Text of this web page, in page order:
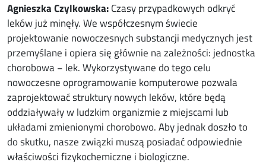
Agnieszka Czylkowska:Czasy przypadkowych odkryć
leków już minęły. We współczesnym świecie
projektowanie nowoczesnych substancji medycznych jest
przemyślane i opiera się głównie na zależności: jednostka
chorobowa − lek. Wykorzystywane do tego celu
nowoczesne oprogramowanie komputerowe pozwala
zaprojektować struktury nowych leków, które będą
oddziaływały w ludzkim organizmie z miejscami lub
układami zmienionymi chorobowo. Aby jednak doszło to
do skutku, nasze związki muszą posiadać odpowiednie
właściwości fizykochemiczne i biologiczne.